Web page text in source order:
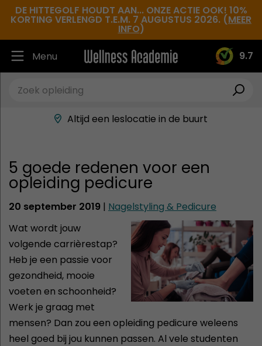
DE HITTEGOLF HOUDT AAN... ONZE ACTIE OOK! 10%
KORTING VERLENGD T.E.M. 7 AUGUSTUS 2026. (MEER
INFO)
9.7
Menu
Ruim 30.000 tevreden studenten
Beste docenten in de branche
Altijd een leslocatie in de buurt
5 goede redenen voor een
opleiding pedicure
20 september 2019 | Nagelstyling & Pedicure
Wat wordt jouw
volgende carrièrestap?
Heb je een passie voor
gezondheid, mooie
voeten en schoonheid?
Werk je graag met
mensen? Dan zou een opleiding pedicure weleens
heel goed bij jou kunnen passen. Al vele studenten